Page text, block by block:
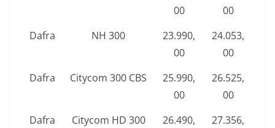
00
00
Dafra
NH 300
23.990,
00
24.053,
00
Dafra
Citycom 300 CBS
25.990,
00
26.525,
00
Dafra
Citycom HD 300
26.490,
27.356,